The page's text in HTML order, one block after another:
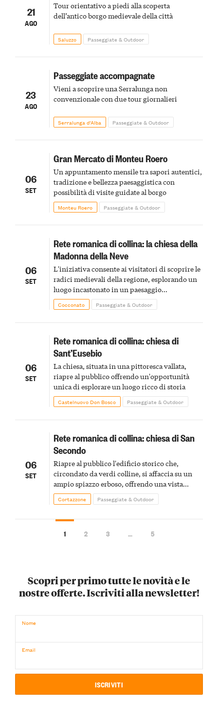
21
AGO
Tour orientativo a piedi alla scoperta
dell’antico borgo medievale della città
Saluzzo Passeggiate & Outdoor
23
AGO
Passeggiate accompagnate
Vieni a scoprire una Serralunga non
convenzionale con due tour giornalieri
Serralunga d’Alba Passeggiate & Outdoor
06
SET
Gran Mercato di Monteu Roero
Un appuntamento mensile tra sapori autentici,
tradizione e bellezza paesaggistica con
possibilità di visite guidate al borgo
Monteu Roero Passeggiate & Outdoor
06
SET
Rete romanica di collina: la chiesa della
Madonna della Neve
L'iniziativa consente ai visitatori di scoprire le
radici medievali della regione, esplorando un
luogo incastonato in un paesaggio
caratterizzato da vigneti e valli
Cocconato Passeggiate & Outdoor
06
SET
Rete romanica di collina: chiesa di
Sant’Eusebio
La chiesa, situata in una pittoresca vallata,
riapre al pubblico offrendo un'opportunità
unica di esplorare un luogo ricco di storia
Castelnuovo Don Bosco Passeggiate & Outdoor
06
SET
Rete romanica di collina: chiesa di San
Secondo
Riapre al pubblico l'edificio storico che,
circondato da verdi colline, si affaccia su un
ampio spiazzo erboso, offrendo una vista
panoramica sulla zona circostante
Cortazzone Passeggiate & Outdoor
1 2 3 … 5
Scopri per primo tutte le novità e le
nostre offerte. Iscriviti alla newsletter!
Nome
Email